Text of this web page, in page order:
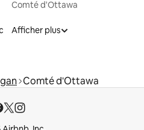
Comté d'Ottawa
Afficher plus
Comté d'Ottawa